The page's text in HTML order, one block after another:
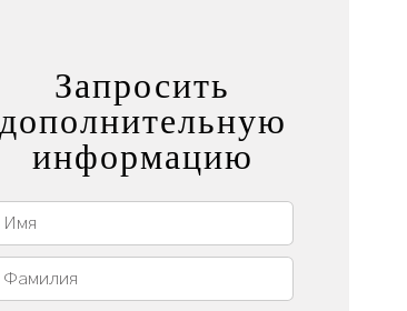
Запросить
дополнительную
информацию